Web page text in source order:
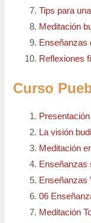
Tips para
Meditación
Enseñanzas
Reflexiones
Curso
La visión
Meditación
Enseñanzas
Enseñanzas
06
Meditación